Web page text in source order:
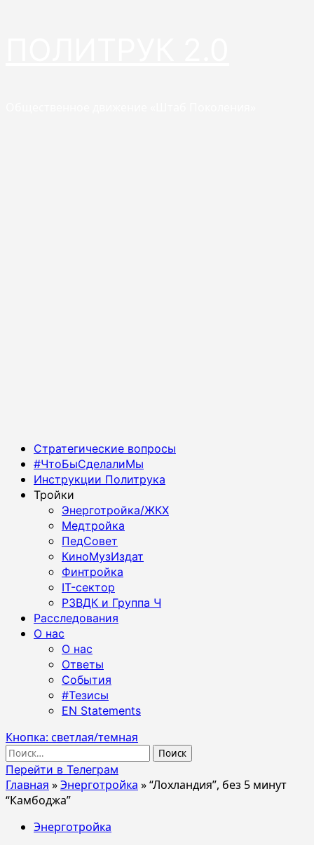
Основное
меню
Стратегические вопросы
#ЧтоБыСделалиМы
Инструкции Политрука
Тройки
Энерготройка/ЖКХ
Медтройка
ПедСовет
КиноМузИздат
Финтройка
IT-сектор
РЗВДК и Группа Ч
Расследования
О нас
О нас
Ответы
События
#Тезисы
EN Statements
Кнопка: светлая/темная
Найти:
Перейти в Телеграм
Главная »Энерготройка »“Лохландия”, без 5 минут
“Камбоджа”
Энерготройка